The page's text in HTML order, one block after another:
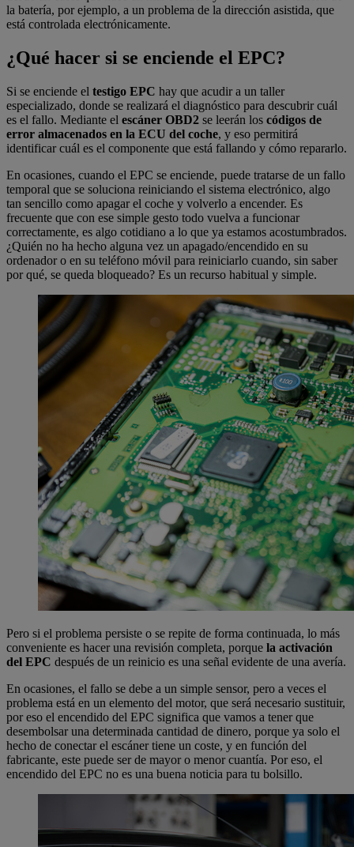
la batería, por ejemplo, a un problema de la dirección asistida, que
está controlada electrónicamente.
¿Qué hacer si se enciende el EPC?
Si se enciende el testigo EPC hay que acudir a un taller
especializado, donde se realizará el diagnóstico para descubrir cuál
es el fallo. Mediante el escáner OBD2 se leerán los códigos de
error almacenados en la ECU del coche, y eso permitirá
identificar cuál es el componente que está fallando y cómo repararlo.
En ocasiones, cuando el EPC se enciende, puede tratarse de un fallo
temporal que se soluciona reiniciando el sistema electrónico, algo
tan sencillo como apagar el coche y volverlo a encender. Es
frecuente que con ese simple gesto todo vuelva a funcionar
correctamente, es algo cotidiano a lo que ya estamos acostumbrados.
¿Quién no ha hecho alguna vez un apagado/encendido en su
ordenador o en su teléfono móvil para reiniciarlo cuando, sin saber
por qué, se queda bloqueado? Es un recurso habitual y simple.
Pero si el problema persiste o se repite de forma continuada, lo más
conveniente es hacer una revisión completa, porque la activación
del EPC después de un reinicio es una señal evidente de una avería.
En ocasiones, el fallo se debe a un simple sensor, pero a veces el
problema está en un elemento del motor, que será necesario sustituir,
por eso el encendido del EPC significa que vamos a tener que
desembolsar una determinada cantidad de dinero, porque ya solo el
hecho de conectar el escáner tiene un coste, y en función del
fabricante, este puede ser de mayor o menor cuantía. Por eso, el
encendido del EPC no es una buena noticia para tu bolsillo.